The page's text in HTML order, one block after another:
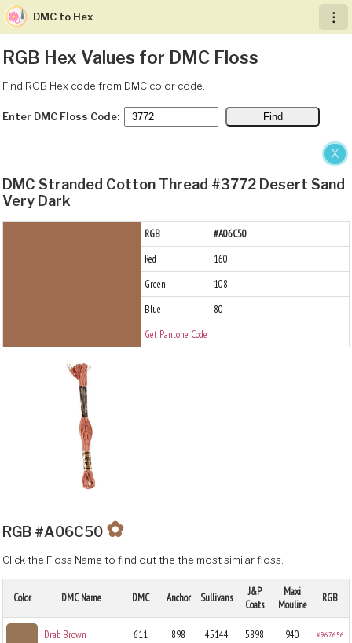
X
︙
DMC to Hex
RGB Hex Values for DMC Floss
Find RGB Hex code from DMC color code.
Enter DMC Floss Code:
DMC Stranded Cotton Thread #3772 Desert Sand
Very Dark
RGB
#A06C50
Red
160
Green
108
Blue
80
Get Pantone Code
RGB #A06C50 ✿
Click the Floss Name to find out the the most similar floss.
Color DMC Name DMC Anchor Sullivans
J&P
Coats
Maxi
Mouline
RGB
Drab Brown 611 898 45144 5898 940 #967656